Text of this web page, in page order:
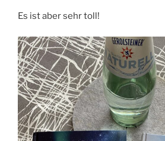
Es ist aber sehr toll!